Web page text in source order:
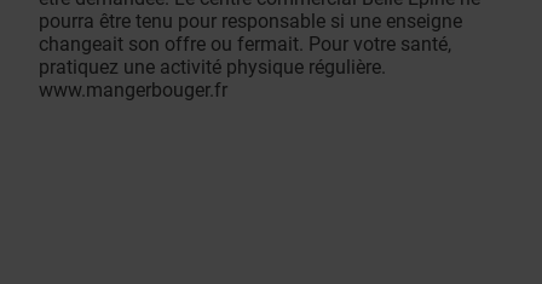
pourra être tenu pour responsable si une enseigne
changeait son offre ou fermait. Pour votre santé,
pratiquez une activité physique régulière.
www.mangerbouger.fr